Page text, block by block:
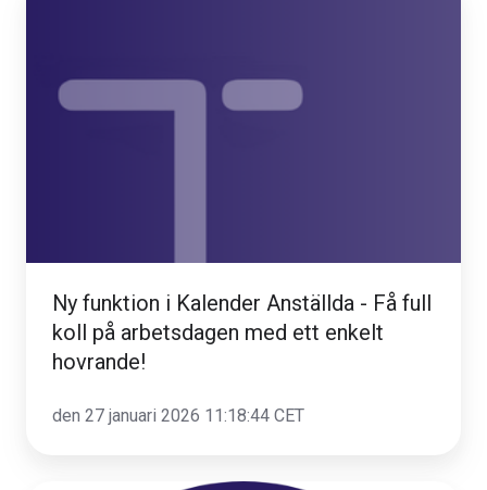
Kalender
Anställda
på
arbetsdagen
med
hovrande!
Ny funktion i Kalender Anställda - Få full
koll på arbetsdagen med ett enkelt
hovrande!
den 27 januari 2026 11:18:44 CET